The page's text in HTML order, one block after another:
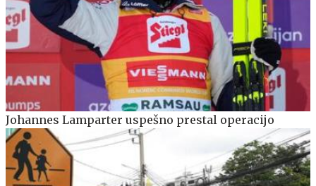
Johannes Lamparter uspešno prestal operacijo